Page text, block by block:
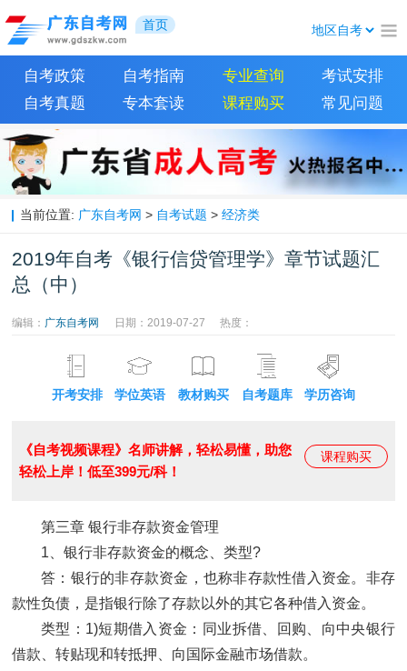
首页
自考政策 自考指南 专业查询
考试安排
自考真题
专本套读 课程购买 常见问题
当前位置: 广东自考网 > 自考试题 > 经济类
2019年自考《银行信贷管理学》章节试题汇
总（中）
编辑： 广东自考网 日期：2019-07-27 热度：
开考安排 学位英语 教材购买 自考题库 学历咨询
课程购买
《自考视频课程》名师讲解，轻松易懂，助您
轻松上岸！低至399元/科！
第三章 银行非存款资金管理
1、银行非存款资金的概念、类型?
答：银行的非存款资金，也称非存款性借入资金。非存
款性负债，是指银行除了存款以外的其它各种借入资金。
类型：1)短期借入资金：同业拆借、回购、向中央银行
借款、转贴现和转抵押、向国际金融市场借款。